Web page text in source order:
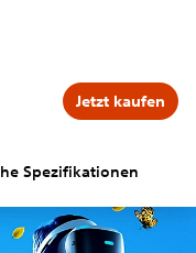
Spezifikationen
Jetzt kaufen